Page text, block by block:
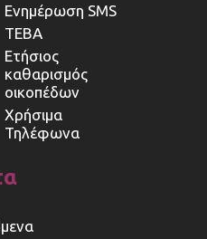
Ενημέρωση SMS
ΤΕΒΑ
Ετήσιος
καθαρισμός
οικοπέδων
Χρήσιμα
Τηλέφωνα